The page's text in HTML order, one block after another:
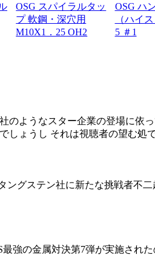
OSG スパイラルタッ
プ 軟鋼・深穴用
M10X1．25 OH2
OSG ハ
（ハイ
5 ＃1
のようなスター企業の登場に
ょうし それは視聴者の望む処
ングステン社に新たな挑戦者不
強の金属対決第7弾が実施され